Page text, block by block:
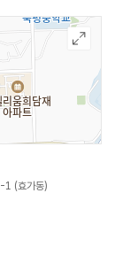
1 (효가동)